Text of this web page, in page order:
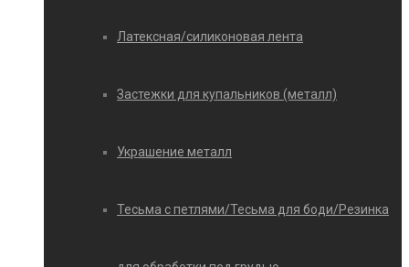
Латексная/силиконовая лента
Застежки для купальников (металл)
Украшение металл
Тесьма с петлями/Тесьма для боди/Резинка